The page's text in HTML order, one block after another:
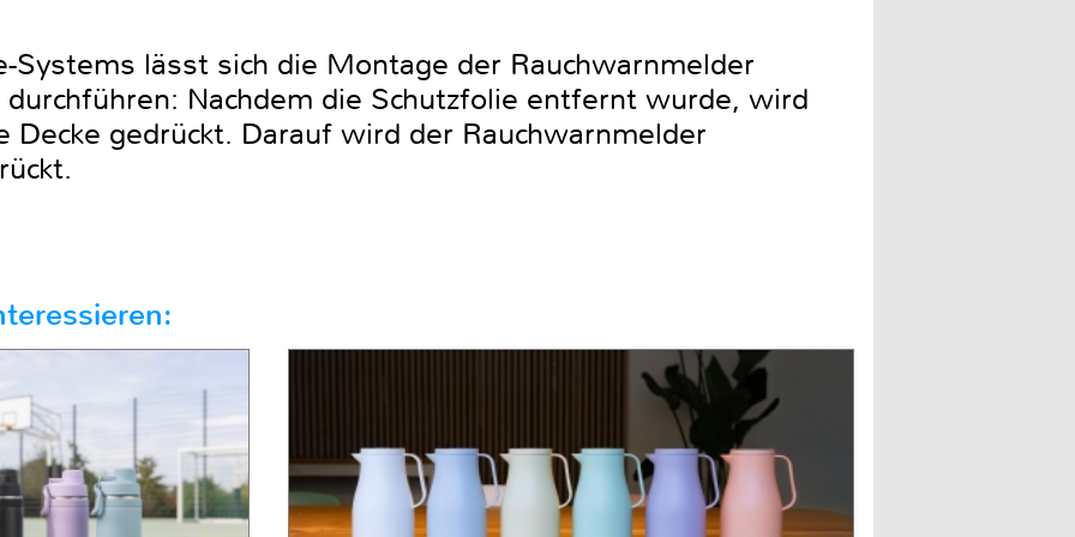
Systems lässt sich die Montage der Rauchwarnmelder
Nachdem die Schutzfolie entfernt wurde, wird
Decke gedrückt. Darauf wird der Rauchwarnmelder